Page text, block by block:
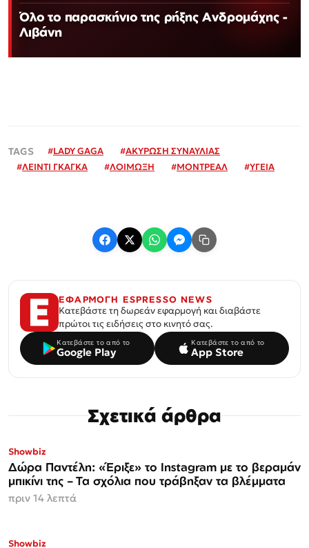
Όλο το παρασκήνιο της ρήξης Ανδρομάχης -
Λιβάνη
#LADY GAGA #ΑΚΥΡΩΣΗ ΣΥΝΑΥΛΙΑΣ
#ΛΕΙΝΤΙ ΓΚΑΓΚΑ #ΛΟΙΜΩΞΗ #ΜΟΝΤΡΕΑΛ #ΥΓΕΙΑ
ΕΦΑΡΜΟΓΗ ESPRESSO NEWS
Κατεβάστε τη δωρεάν εφαρμογή και διαβάστε
πρώτοι τις ειδήσεις στο κινητό σας.
Κατεβάστε το από το
Google Play
Κατεβάστε το από το
App Store
Σχετικά άρθρα
Showbiz
Δώρα Παντέλη: «Έριξε» το Instagram με το βεραμάν
μπικίνι της – Τα σχόλια που τράβηξαν τα βλέμματα
πριν 14 λεπτά
Showbiz